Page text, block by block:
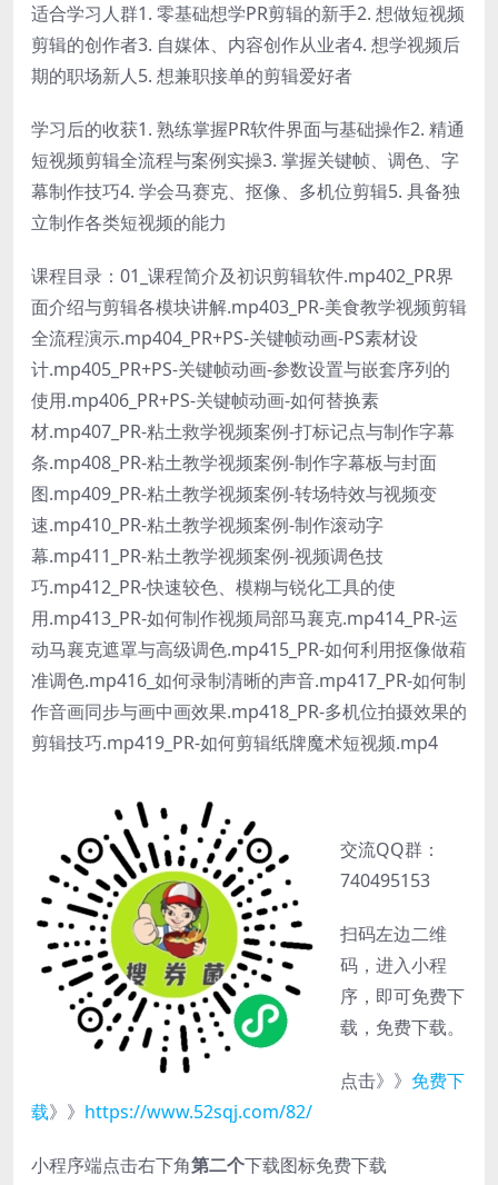
适合学习人群1. 零基础想学PR剪辑的新手2. 想做短视频
剪辑的创作者3. 自媒体、内容创作从业者4. 想学视频后
期的职场新人5. 想兼职接单的剪辑爱好者
学习后的收获1. 熟练掌握PR软件界面与基础操作2. 精通
短视频剪辑全流程与案例实操3. 掌握关键帧、调色、字
幕制作技巧4. 学会马赛克、抠像、多机位剪辑5. 具备独
立制作各类短视频的能力
课程目录：01_课程简介及初识剪辑软件.mp402_PR界
面介绍与剪辑各模块讲解.mp403_PR-美食教学视频剪辑
全流程演示.mp404_PR+PS-关键帧动画-PS素材设
计.mp405_PR+PS-关键帧动画-参数设置与嵌套序列的
使用.mp406_PR+PS-关键帧动画-如何替换素
材.mp407_PR-粘土救学视频案例-打标记点与制作字幕
条.mp408_PR-粘土教学视频案例-制作字幕板与封面
图.mp409_PR-粘土教学视频案例-转场特效与视频变
速.mp410_PR-粘土教学视频案例-制作滚动字
幕.mp411_PR-粘土教学视频案例-视频调色技
巧.mp412_PR-快速较色、模糊与锐化工具的使
用.mp413_PR-如何制作视频局部马襄克.mp414_PR-运
动马襄克遮罩与高级调色.mp415_PR-如何利用抠像做葙
准调色.mp416_如何录制清晰的声音.mp417_PR-如何制
作音画同步与画中画效果.mp418_PR-多机位拍摄效果的
剪辑技巧.mp419_PR-如何剪辑纸牌魔术短视频.mp4
交流QQ群：
740495153
扫码左边二维
码，进入小程
序，即可免费下
载，免费下载。
点击》》 免费下
载》》 https://www.52sqj.com/82/
小程序端点击右下角第二个下载图标免费下载